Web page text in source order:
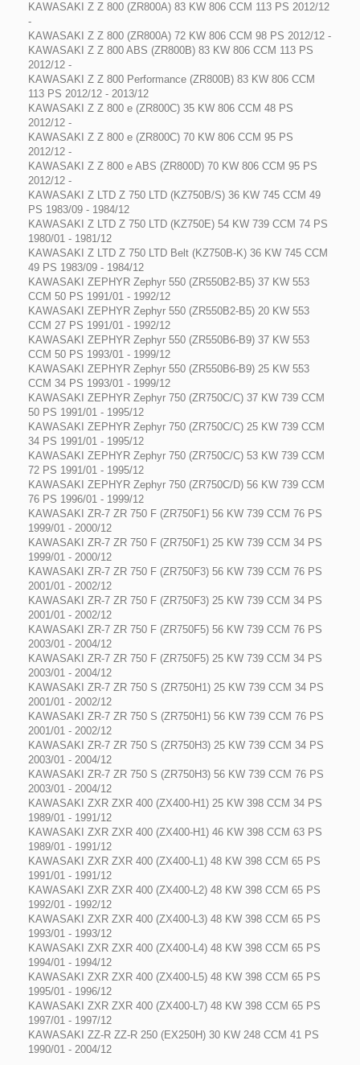
KAWASAKI Z Z 800 (ZR800A) 83 KW 806 CCM 113 PS 2012/12
-
KAWASAKI Z Z 800 (ZR800A) 72 KW 806 CCM 98 PS 2012/12 -
KAWASAKI Z Z 800 ABS (ZR800B) 83 KW 806 CCM 113 PS
2012/12 -
KAWASAKI Z Z 800 Performance (ZR800B) 83 KW 806 CCM
113 PS 2012/12 - 2013/12
KAWASAKI Z Z 800 e (ZR800C) 35 KW 806 CCM 48 PS
2012/12 -
KAWASAKI Z Z 800 e (ZR800C) 70 KW 806 CCM 95 PS
2012/12 -
KAWASAKI Z Z 800 e ABS (ZR800D) 70 KW 806 CCM 95 PS
2012/12 -
KAWASAKI Z LTD Z 750 LTD (KZ750B/S) 36 KW 745 CCM 49
PS 1983/09 - 1984/12
KAWASAKI Z LTD Z 750 LTD (KZ750E) 54 KW 739 CCM 74 PS
1980/01 - 1981/12
KAWASAKI Z LTD Z 750 LTD Belt (KZ750B-K) 36 KW 745 CCM
49 PS 1983/09 - 1984/12
KAWASAKI ZEPHYR Zephyr 550 (ZR550B2-B5) 37 KW 553
CCM 50 PS 1991/01 - 1992/12
KAWASAKI ZEPHYR Zephyr 550 (ZR550B2-B5) 20 KW 553
CCM 27 PS 1991/01 - 1992/12
KAWASAKI ZEPHYR Zephyr 550 (ZR550B6-B9) 37 KW 553
CCM 50 PS 1993/01 - 1999/12
KAWASAKI ZEPHYR Zephyr 550 (ZR550B6-B9) 25 KW 553
CCM 34 PS 1993/01 - 1999/12
KAWASAKI ZEPHYR Zephyr 750 (ZR750C/C) 37 KW 739 CCM
50 PS 1991/01 - 1995/12
KAWASAKI ZEPHYR Zephyr 750 (ZR750C/C) 25 KW 739 CCM
34 PS 1991/01 - 1995/12
KAWASAKI ZEPHYR Zephyr 750 (ZR750C/C) 53 KW 739 CCM
72 PS 1991/01 - 1995/12
KAWASAKI ZEPHYR Zephyr 750 (ZR750C/D) 56 KW 739 CCM
76 PS 1996/01 - 1999/12
KAWASAKI ZR-7 ZR 750 F (ZR750F1) 56 KW 739 CCM 76 PS
1999/01 - 2000/12
KAWASAKI ZR-7 ZR 750 F (ZR750F1) 25 KW 739 CCM 34 PS
1999/01 - 2000/12
KAWASAKI ZR-7 ZR 750 F (ZR750F3) 56 KW 739 CCM 76 PS
2001/01 - 2002/12
KAWASAKI ZR-7 ZR 750 F (ZR750F3) 25 KW 739 CCM 34 PS
2001/01 - 2002/12
KAWASAKI ZR-7 ZR 750 F (ZR750F5) 56 KW 739 CCM 76 PS
2003/01 - 2004/12
KAWASAKI ZR-7 ZR 750 F (ZR750F5) 25 KW 739 CCM 34 PS
2003/01 - 2004/12
KAWASAKI ZR-7 ZR 750 S (ZR750H1) 25 KW 739 CCM 34 PS
2001/01 - 2002/12
KAWASAKI ZR-7 ZR 750 S (ZR750H1) 56 KW 739 CCM 76 PS
2001/01 - 2002/12
KAWASAKI ZR-7 ZR 750 S (ZR750H3) 25 KW 739 CCM 34 PS
2003/01 - 2004/12
KAWASAKI ZR-7 ZR 750 S (ZR750H3) 56 KW 739 CCM 76 PS
2003/01 - 2004/12
KAWASAKI ZXR ZXR 400 (ZX400-H1) 25 KW 398 CCM 34 PS
1989/01 - 1991/12
KAWASAKI ZXR ZXR 400 (ZX400-H1) 46 KW 398 CCM 63 PS
1989/01 - 1991/12
KAWASAKI ZXR ZXR 400 (ZX400-L1) 48 KW 398 CCM 65 PS
1991/01 - 1991/12
KAWASAKI ZXR ZXR 400 (ZX400-L2) 48 KW 398 CCM 65 PS
1992/01 - 1992/12
KAWASAKI ZXR ZXR 400 (ZX400-L3) 48 KW 398 CCM 65 PS
1993/01 - 1993/12
KAWASAKI ZXR ZXR 400 (ZX400-L4) 48 KW 398 CCM 65 PS
1994/01 - 1994/12
KAWASAKI ZXR ZXR 400 (ZX400-L5) 48 KW 398 CCM 65 PS
1995/01 - 1996/12
KAWASAKI ZXR ZXR 400 (ZX400-L7) 48 KW 398 CCM 65 PS
1997/01 - 1997/12
KAWASAKI ZZ-R ZZ-R 250 (EX250H) 30 KW 248 CCM 41 PS
1990/01 - 2004/12